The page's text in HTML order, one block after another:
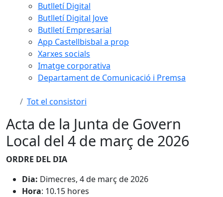
Butlletí Digital
Butlletí Digital Jove
Butlletí Empresarial
App Castellbisbal a prop
Xarxes socials
Imatge corporativa
Departament de Comunicació i Premsa
Tot el consistori
Acta de la Junta de Govern
Local del 4 de març de 2026
ORDRE DEL DIA
Dia: Dimecres, 4 de març de 2026
Hora: 10.15 hores